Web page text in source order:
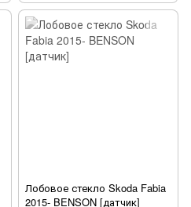
Лобовое стекло Skoda Fabia
2015- BENSON [датчик]